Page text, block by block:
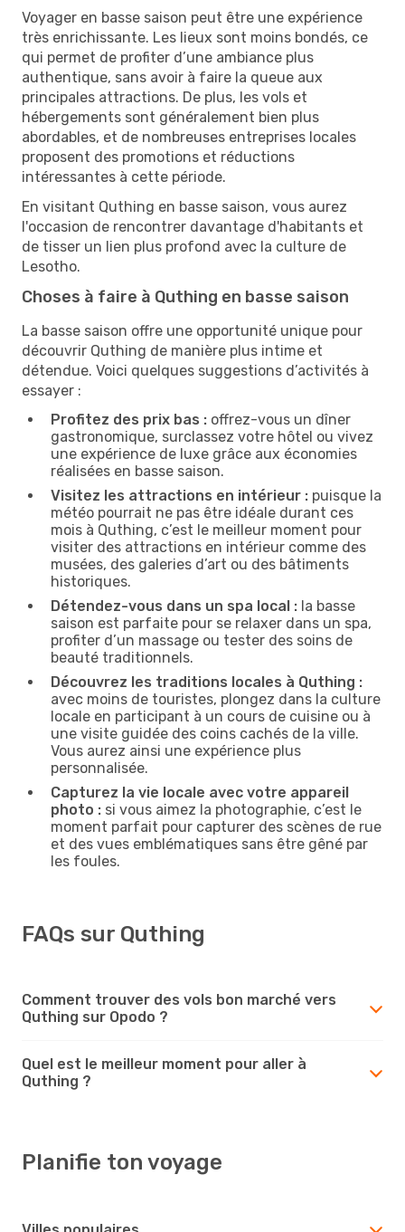
Voyager en basse saison peut être une expérience
très enrichissante. Les lieux sont moins bondés, ce
qui permet de profiter d’une ambiance plus
authentique, sans avoir à faire la queue aux
principales attractions. De plus, les vols et
hébergements sont généralement bien plus
abordables, et de nombreuses entreprises locales
proposent des promotions et réductions
intéressantes à cette période.
En visitant Quthing en basse saison, vous aurez
l'occasion de rencontrer davantage d'habitants et
de tisser un lien plus profond avec la culture de
Lesotho.
Choses à faire à Quthing en basse saison
La basse saison offre une opportunité unique pour
découvrir Quthing de manière plus intime et
détendue. Voici quelques suggestions d’activités à
essayer :
Profitez des prix bas : offrez-vous un dîner
gastronomique, surclassez votre hôtel ou vivez
une expérience de luxe grâce aux économies
réalisées en basse saison.
Visitez les attractions en intérieur : puisque la
météo pourrait ne pas être idéale durant ces
mois à Quthing, c’est le meilleur moment pour
visiter des attractions en intérieur comme des
musées, des galeries d’art ou des bâtiments
historiques.
Détendez-vous dans un spa local : la basse
saison est parfaite pour se relaxer dans un spa,
profiter d’un massage ou tester des soins de
beauté traditionnels.
Découvrez les traditions locales à Quthing :
avec moins de touristes, plongez dans la culture
locale en participant à un cours de cuisine ou à
une visite guidée des coins cachés de la ville.
Vous aurez ainsi une expérience plus
personnalisée.
Capturez la vie locale avec votre appareil
photo : si vous aimez la photographie, c’est le
moment parfait pour capturer des scènes de rue
et des vues emblématiques sans être gêné par
les foules.
FAQs sur Quthing
Comment trouver des vols bon marché vers
Quthing sur Opodo ?
Quel est le meilleur moment pour aller à
Quthing ?
Planifie ton voyage